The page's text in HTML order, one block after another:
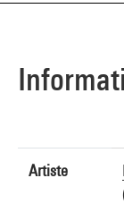
Artiste